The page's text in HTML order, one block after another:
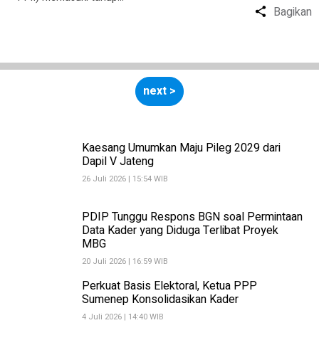
Kaesang Umumkan Maju Pileg 2029 dari
Dapil V Jateng
26 Juli 2026 | 15:54 WIB
PDIP Tunggu Respons BGN soal Permintaan
Data Kader yang Diduga Terlibat Proyek
MBG
20 Juli 2026 | 16:59 WIB
Perkuat Basis Elektoral, Ketua PPP
Sumenep Konsolidasikan Kader
4 Juli 2026 | 14:40 WIB
Bagikan
next >